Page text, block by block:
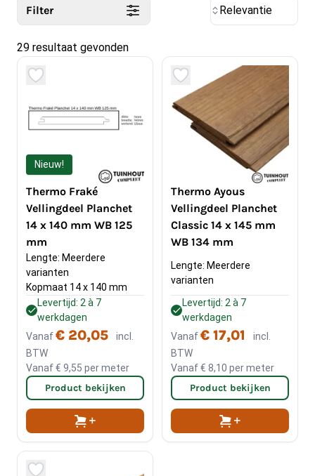
29 resultaat gevonden
Filter Relevantie
Nieuw!
Thermo Fraké
Vellingdeel Planchet
14 x 140 mm WB 125
mm
Lengte: Meerdere
varianten
Kopmaat 14 x 140 mm
Levertijd: 2 à 7
werkdagen
Vanaf€ 20,05
incl.
BTW
Vanaf€ 9,55 per meter
Product bekijken
Thermo Ayous
Vellingdeel Planchet
Classic 14 x 145 mm
WB 134 mm
Lengte: Meerdere
varianten
Levertijd: 2 à 7
werkdagen
Vanaf€ 17,01
incl.
BTW
Vanaf€ 8,10 per meter
Product bekijken